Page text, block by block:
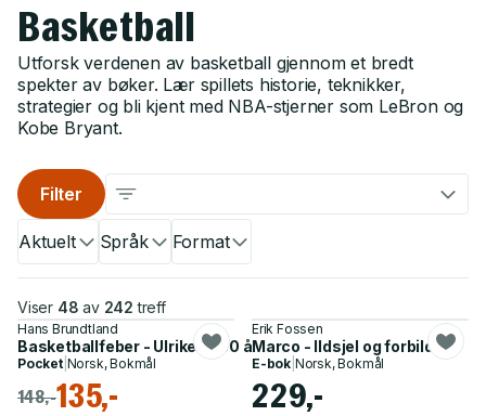
Basketball
Utforsk verdenen av basketball gjennom et bredt
spekter av bøker. Lær spillets historie, teknikker,
strategier og bli kjent med NBA-stjerner som LeBron og
Kobe Bryant.
Aktuelt Språk Format
Filter
Viser 48 av 242 treff
Hans Brundtland
Basketballfeber - Ulriken - 30 år i eliten
Pocket| Norsk, Bokmål
148,-135,-
Erik Fossen
Marco - Ildsjel og forbilde
E-bok Norsk, Bokmål
229,-